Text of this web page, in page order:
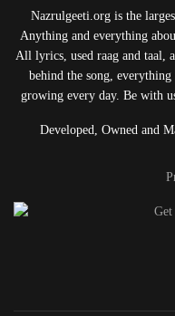
Nazrulgeeti.org is the
Anything and everything
All lyrics, used raag and taal,
behind the song,
growing every day. Be with
Developed, Owned and